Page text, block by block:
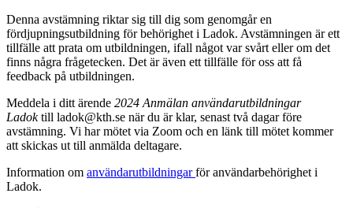
Denna avstämning riktar sig till dig som genomgår en
fördjupningsutbildning för behörighet i Ladok. Avstämningen är ett
tillfälle att prata om utbildningen, ifall något var svårt eller om det
finns några frågetecken. Det är även ett tillfälle för oss att få
feedback på utbildningen.
Meddela i ditt ärende 2024 Anmälan användarutbildningar
Ladoktill ladok@kth.se när du är klar, senast två dagar före
avstämning. Vi har mötet via Zoom och en länk till mötet kommer
att skickas ut till anmälda deltagare.
Information om användarutbildningarför användarbehörighet i
Ladok.